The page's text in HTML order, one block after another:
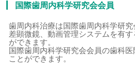
国際歯周内科学研究会会員
歯周内科治療は国際歯周内科学研
差顕微鏡、動画管理システムを有
ができます。
国際歯周内科学研究会会員の歯科
ことができます。